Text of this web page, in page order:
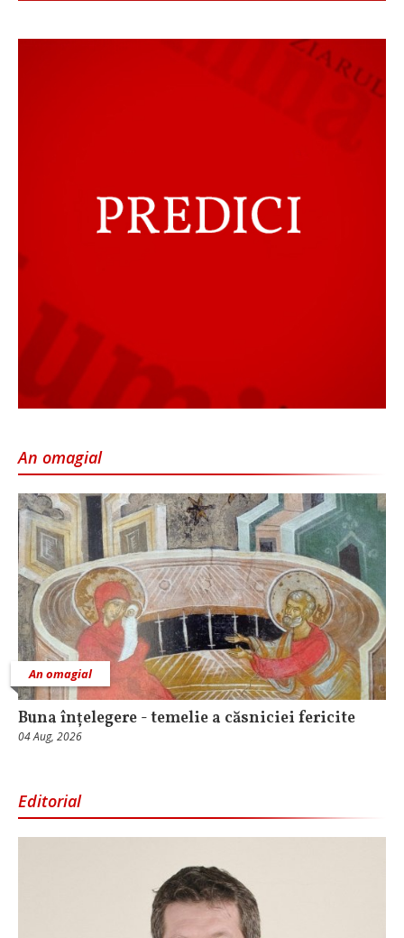
An omagial
An omagial
Buna înțelegere - temelie a căsniciei fericite
04 Aug, 2026
Editorial